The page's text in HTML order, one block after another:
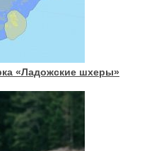
«Ладожские шхеры»